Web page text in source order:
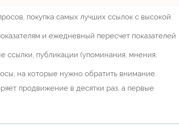
покупка самых лучших ссылок с высокой
и ежедневный пересчет показателей
публикации (упоминания, мнения,
на которые нужно обратить внимание.
продвижение в десятки раз, а первые